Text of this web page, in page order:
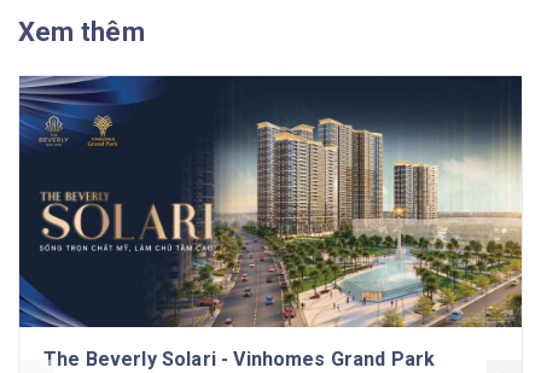
Xem thêm
The Beverly Solari - Vinhomes Grand Park